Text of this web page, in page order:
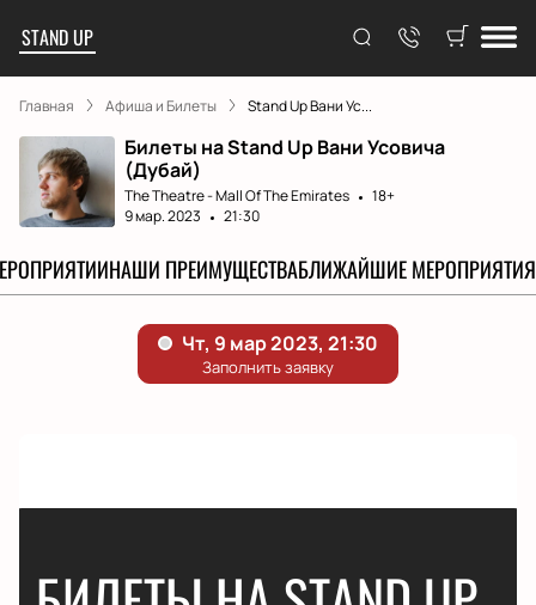
STAND UP
Главная Афиша и Билеты Stand Up Вани Ус...
Билеты на Stand Up Вани Усовича
(Дубай)
The Theatre - Mall Of The Emirates
18+
9 мар. 2023
21:30
НАШИ ПРЕИМУЩЕСТВАБЛИЖАЙШИЕ МЕРОПРИЯТИЯ